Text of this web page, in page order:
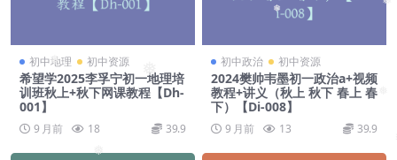
❅
❅
初中地理 初中资源
希望学2025李孚宁初一地理培
训班秋上+秋下网课教程【Dh-
001】
9 月前 18 39.9
初中政治 初中资源
2024樊帅韦墨初一政治a+视频
教程+讲义（秋上 秋下 春上 春
下）【Di-008】
9 月前 13 39.9